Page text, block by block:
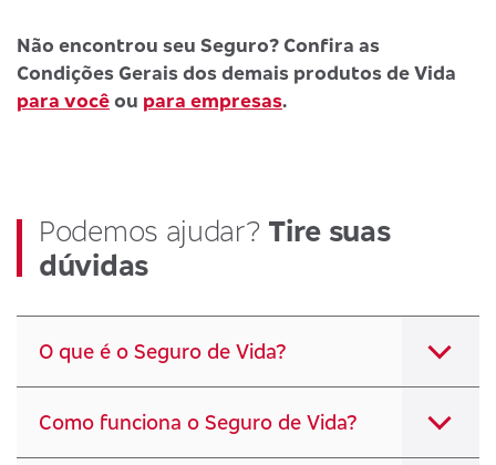
Não encontrou seu Seguro? Confira as
Condições Gerais dos demais produtos de Vida
para vocêou para empresas.
Podemos ajudar? Tire suas
dúvidas
O que é o Seguro de Vida?
Como funciona o Seguro de Vida?